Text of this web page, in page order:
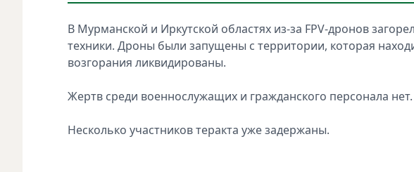
В Мурманской и Иркутской областях из-за FPV-дронов
техники. Дроны были запущены с территории, которая
возгорания ликвидированы.
Жертв среди военнослужащих и гражданского персонала нет.
Несколько участников теракта уже задержаны.